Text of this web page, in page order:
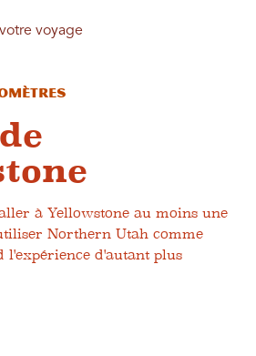
voyage
à Yellowstone au moins une
Northern Utah comme
l'expérience d'autant plus